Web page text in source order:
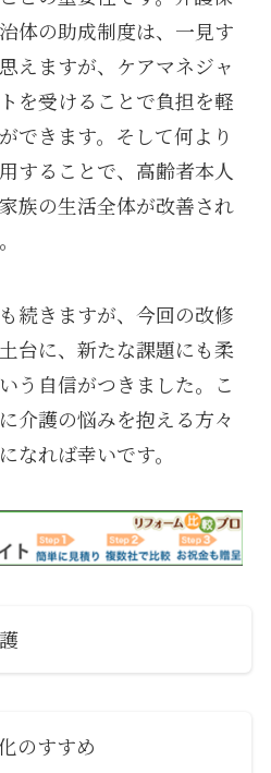
体の助成制度は、一見す
えますが、ケアマネジャ
を受けることで負担を軽
できます。そして何より
することで、高齢者本人
族の生活全体が改善され
続きますが、今回の改修
台に、新たな課題にも柔
う自信がつきました。こ
介護の悩みを抱える方々
なれば幸いです。
のすすめ